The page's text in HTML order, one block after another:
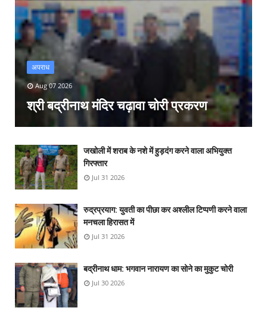
अपराध
Aug 07 2026
श्री बद्रीनाथ मंदिर चढ़ावा चोरी प्रकरण
जखोली में शराब के नशे में हुड़दंग करने वाला अभियुक्त
गिरफ्तार
Jul 31 2026
रुद्रप्रयाग: युवती का पीछा कर अश्लील टिप्पणी करने वाला
मनचला हिरासत में
Jul 31 2026
बद्रीनाथ धाम: भगवान नारायण का सोने का मुकुट चोरी
Jul 30 2026